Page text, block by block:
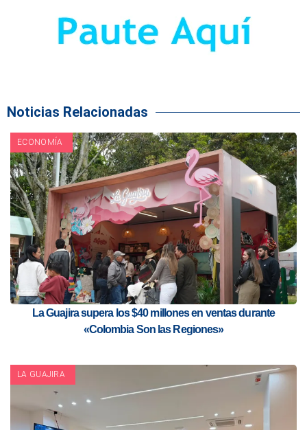
Noticias Relacionadas
ECONOMÍA
La Guajira supera los $40 millones en ventas durante
«Colombia Son las Regiones»
LA GUAJIRA